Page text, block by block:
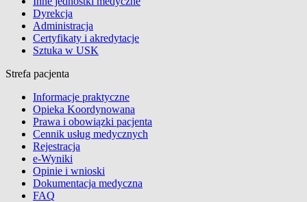
Dyrekcja
Administracja
Certyfikaty i akredytacje
Sztuka w USK
Strefa pacjenta
Informacje praktyczne
Opieka Koordynowana
Prawa i obowiązki pacjenta
Cennik usług medycznych
Rejestracja
e-Wyniki
Opinie i wnioski
Dokumentacja medyczna
FAQ